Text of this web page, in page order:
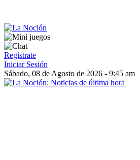
Regístrate
Iniciar Sesión
Sábado, 08 de Agosto de 2026 - 9:45 am